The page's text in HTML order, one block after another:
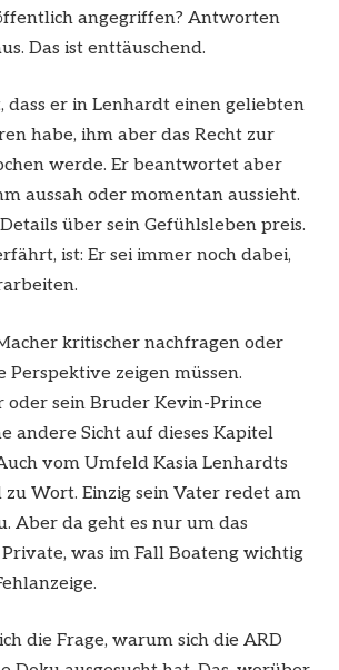
angegriffen? Antworten
Das ist enttäuschend.
dass er in Lenhardt einen geliebten
habe, ihm aber das Recht zur
werde. Er beantwortet aber
aussah oder momentan aussieht.
über sein Gefühlsleben preis.
ist: Er sei immer noch dabei,
kritischer nachfragen oder
Perspektive zeigen müssen.
oder sein Bruder Kevin-Prince
andere Sicht auf dieses Kapitel
vom Umfeld Kasia Lenhardts
Wort. Einzig sein Vater redet am
Aber da geht es nur um das
was im Fall Boateng wichtig
die Frage, warum sich die ARD